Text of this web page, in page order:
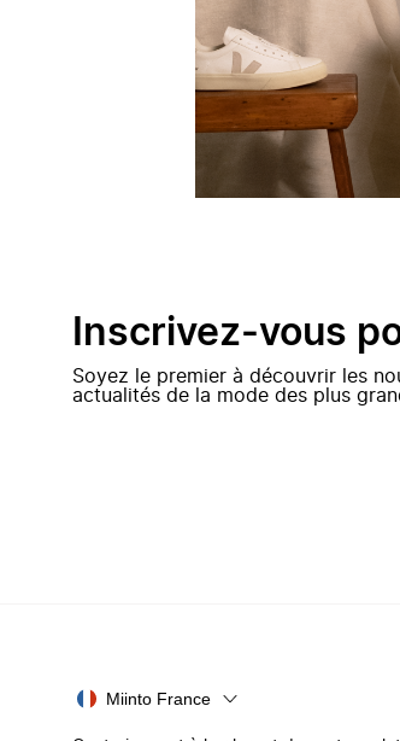
Inscrivez-vous
Soyez le premier à découvrir les
actualités de la mode des plus
Miinto France